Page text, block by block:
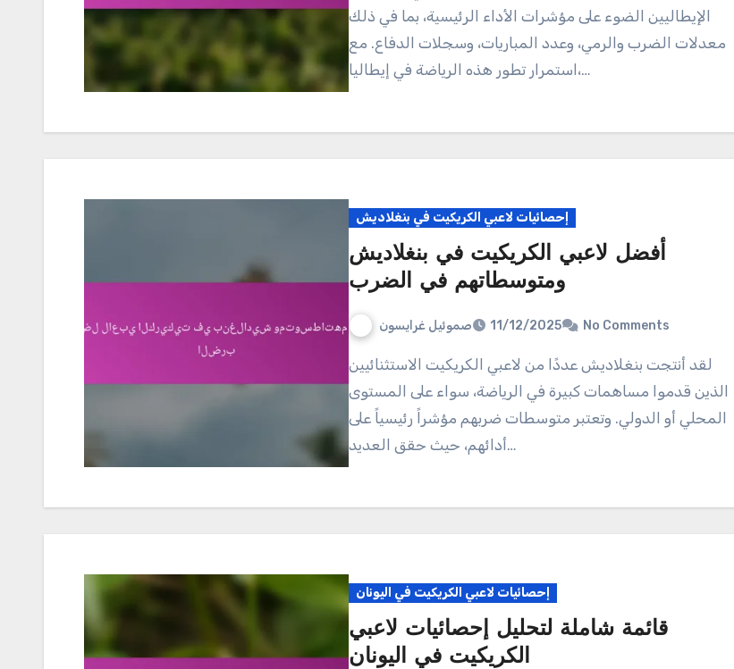
الإيطاليين الضوء على مؤشرات الأداء الرئيسية، بما في ذلك
معدلات الضرب والرمي، وعدد المباريات، وسجلات الدفاع. مع
استمرار تطور هذه الرياضة في إيطاليا،…
إحصائيات لاعبي الكريكيت في بنغلاديش
أفضل لاعبي الكريكيت في بنغلاديش
ومتوسطاتهم في الضرب
صموئيل غرايسون 11/12/2025 No Comments
لقد أنتجت بنغلاديش عددًا من لاعبي الكريكيت الاستثنائيين
الذين قدموا مساهمات كبيرة في الرياضة، سواء على المستوى
المحلي أو الدولي. وتعتبر متوسطات ضربهم مؤشراً رئيسياً على
أدائهم، حيث حقق العديد…
إحصائيات لاعبي الكريكيت في اليونان
قائمة شاملة لتحليل إحصائيات لاعبي
الكريكيت في اليونان